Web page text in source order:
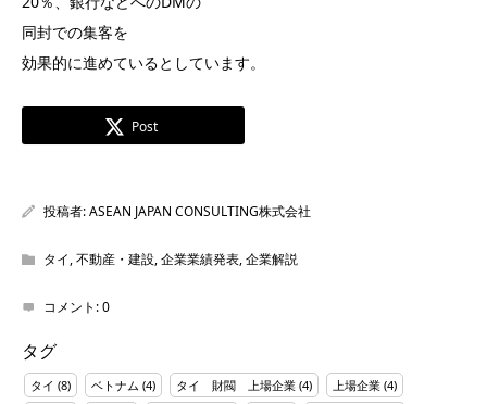
同封での集客を
効果的に進めているとしています。
Post
投稿者:ASEAN JAPAN CONSULTING株式会社
タイ,不動産・建設,企業業績発表,企業解説
コメント:0
タグ
タイ (8) ベトナム (4) タイ 財閥 上場企業 (4) 上場企業 (4)